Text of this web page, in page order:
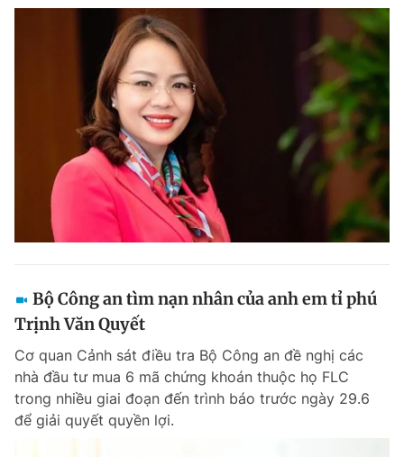
Bộ Công an tìm nạn nhân của anh em tỉ phú
Trịnh Văn Quyết
Cơ quan Cảnh sát điều tra Bộ Công an đề nghị các
nhà đầu tư mua 6 mã chứng khoán thuộc họ FLC
trong nhiều giai đoạn đến trình báo trước ngày 29.6
để giải quyết quyền lợi.